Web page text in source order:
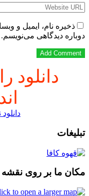
ذخیره نام، ایمیل و
دوباره دیدگاهی می‌نویسم.
دانلود
تبلیغات
مکان ما بر روی نقشه